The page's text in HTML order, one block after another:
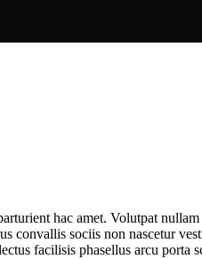
hac amet. Volutpat
sociis non nascetur
facilisis phasellus arcu porta